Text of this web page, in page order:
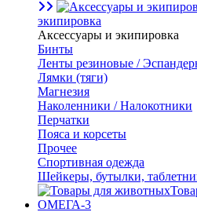
экипировка
Аксессуары и экипировка
Бинты
Ленты резиновые /
Лямки (тяги)
Магнезия
Наколенники / Налокотники
Перчатки
Пояса и корсеты
Прочее
Спортивная одежда
Шейкеры, бутылки,
ОМЕГА-3